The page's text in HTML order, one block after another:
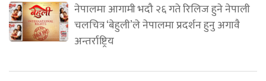
नेपालमा आगामी भदौ २६ गते रिलिज हुने नेपाली
चलचित्र ‘बेहुली’ले नेपालमा प्रदर्शन हुनु अगावै
अन्तर्राष्ट्रिय